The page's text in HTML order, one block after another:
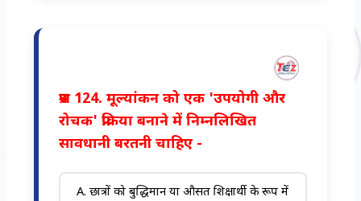
प्रश्न 124. मूल्यांकन को एक 'उपयोगी और
रोचक' प्रक्रिया बनाने में निम्नलिखित
सावधानी बरतनी चाहिए -
A. छात्रों को बुद्धिमान या औसत शिक्षार्थी के रूप में